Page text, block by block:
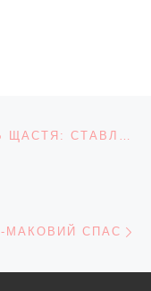
АЙДАРІВЦІ, ЯКІ ОБОРОНЯЮТЬ ЩАСТЯ: СТАВЛЕННЯ НАШОЇ ВЛАДИ ДО ДОБРОВОЛЬЦІВ – ЗЛОЧИННЕ
СПАC